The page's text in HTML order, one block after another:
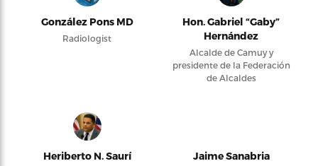
González Pons MD
Radiologist
Hon. Gabriel “Gaby”
Hernández
Alcalde de Camuy y
presidente de la Federación
de Alcaldes
Heriberto N. Saurí Jaime Sanabria